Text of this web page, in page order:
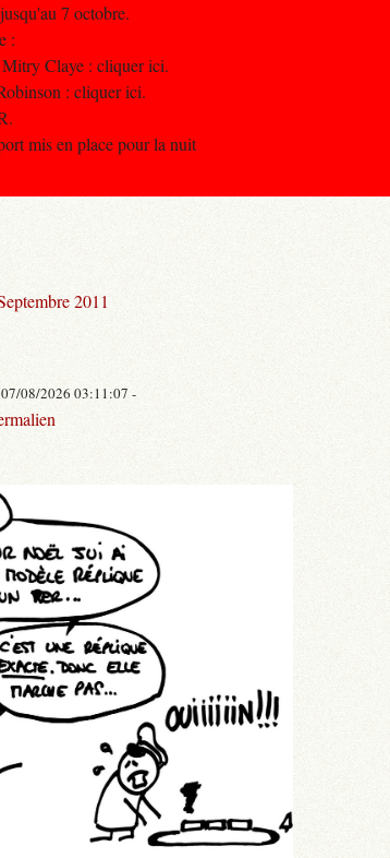
7 octobre.
:
Claye : cliquer ici.
: cliquer ici.
mis en place pour la nuit
2011
08/2026 03:11:07 -